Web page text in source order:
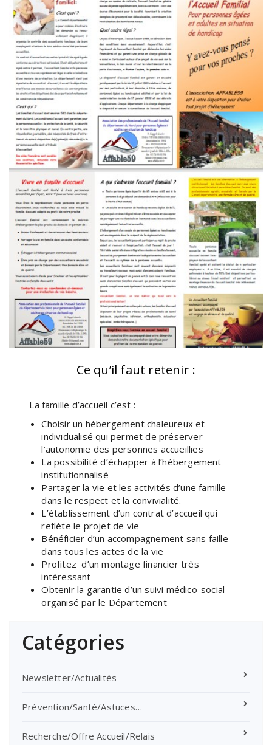
Ce qu’il faut retenir :
La famille d’accueil c’est :
Choisir un hébergement chaleureux et
individualisé qui permet de préserver
l’autonomie des personnes accueillies
La possibilité d’échapper à l’hébergement
institutionnalisé
Partager la vie et les activités d’une famille
dans le respect et la convivialité.
L’établissement d’un contrat d’accueil qui
reflète le projet de vie
Bénéficier d’un accompagnement sans faille
dans tous les actes de la vie
Profitez d’un montage financier très
intéressant
Obtenir la garantie d’un suivi médico-social
organisé par le Département
Catégories
Newsletter/Actualités
Prévention/Santé/Astuces…
Recherche/Offre Accueil/Relais